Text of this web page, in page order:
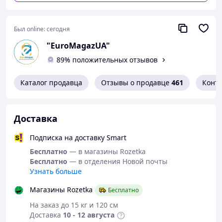
Вес: 10 кг.
Комплектация:
Головки торцевые 1/2" : 10, 11, 12, 13, 14, 15, 17, 19, 20,
21, 22, 24, 27, 30, 32 мм.
Головки торцевые 3/8" : 10, 11, 12, 13, 14, 15, 16, 17, 18,
19 мм.
Головки торцеві 1/4" : 4, 4.5, 5, 5.5, 6, 7, 8, 9, 10, 11, 12,
Был online:сегодня
"EuroМagazUA"
89% положительных отзывов
Каталог продавца Отзывы о продавце 461
Доставка
Подписка на доставку Smart
Бесплатно — в магазины Rozetka
Бесплатно — в отделения Новой почты
Узнать больше
Магазины Rozetka
Бесплатно
На заказ до 15 кг и 120 см
Доставка 10 - 12 августа